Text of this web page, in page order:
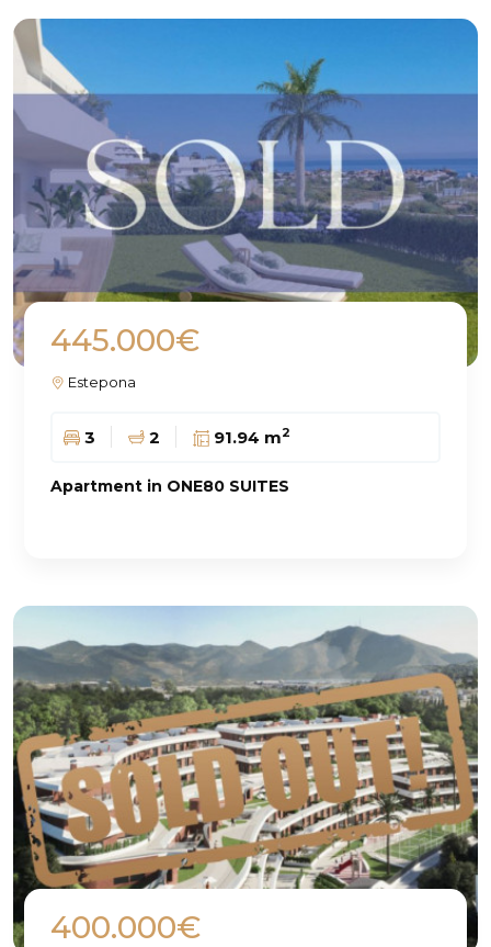
445.000€
Estepona
3 2 91.94 m2
Apartment in ONE80 SUITES
400.000€